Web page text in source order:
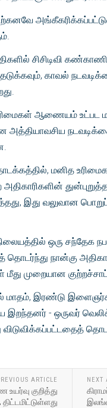
சிசிடிவி
காவல்
ஆணையம் உட்பட
அத்தியாவசிய
மனித
இது வலுவான
ஒரு சந்தேக
தொடர்ந்து நான்கு
மீது முறையான
மாதம், இரண்டு
இறந்தனர் - ஒருவர்
விடுவிக்கப்பட்டதைத்
ARTICLE
குறித்து
NEXT